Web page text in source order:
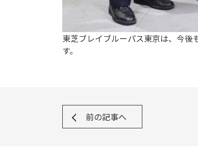
東芝ブレイブルーパス東京は、今
す。
前の記事へ